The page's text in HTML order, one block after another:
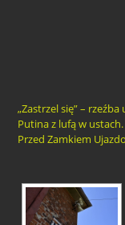
„Zastrzel się” –
Putina z lufą w ustach.
Przed Zamkiem